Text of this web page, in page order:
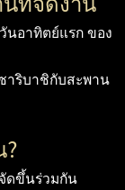
นอาทิตย์แรก ของ
าริบาชิกับสะพาน
ดขึ้นร่วมกัน